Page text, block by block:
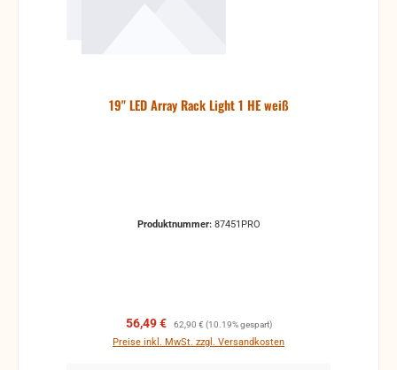
19" LED Array Rack Light 1 HE weiß
Produktnummer: 87451PRO
Verkaufspreis:
56,49 € Regulärer Preis:
62,90 € (10.19% gespart)
Preise inkl. MwSt. zzgl. Versandkosten